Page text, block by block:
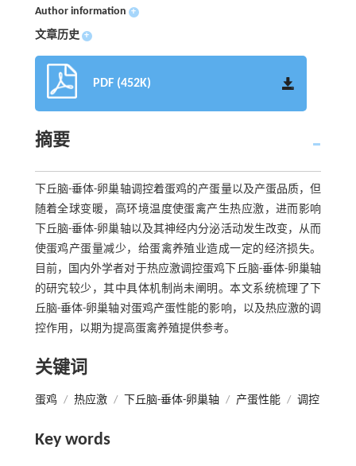
Author information +
文章历史 +
PDF (452K)
摘要
下丘脑-垂体-卵巢轴调控着蛋鸡的产蛋量以及产蛋品质，但
随着全球变暖，高环境温度使蛋禽产生热应激，进而影响
下丘脑-垂体-卵巢轴以及其神经内分泌活动发生改变，从而
使蛋鸡产蛋量减少，给蛋禽养殖业造成一定的经济损失。
目前，国内外学者对于热应激调控蛋鸡下丘脑-垂体-卵巢轴
的研究较少，其中具体机制尚未阐明。本文系统梳理了下
丘脑-垂体-卵巢轴对蛋鸡产蛋性能的影响，以及热应激的调
控作用，以期为提高蛋禽养殖提供参考。
关键词
蛋鸡 / 热应激 / 下丘脑-垂体-卵巢轴 / 产蛋性能 / 调控
Key words